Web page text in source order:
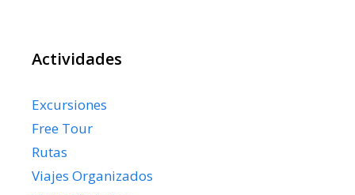
Actividades
Excursiones
Free Tour
Rutas
Viajes Organizados